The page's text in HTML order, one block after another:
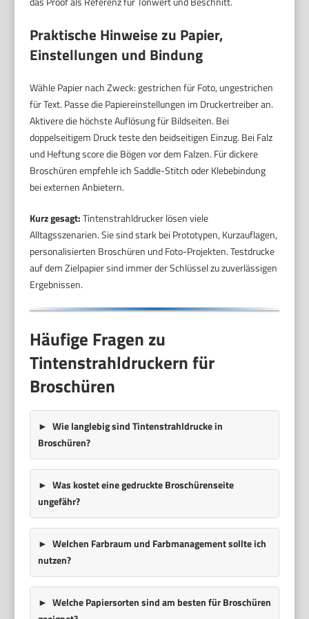
Praktische Hinweise zu Papier,
Einstellungen und Bindung
Wähle Papier nach Zweck: gestrichen für Foto, ungestrichen
für Text. Passe die Papiereinstellungen im Druckertreiber an.
Aktivere die höchste Auflösung für Bildseiten. Bei
doppelseitigem Druck teste den beidseitigen Einzug. Bei Falz
und Heftung score die Bögen vor dem Falzen. Für dickere
Broschüren empfehle ich Saddle-Stitch oder Klebebindung
bei externen Anbietern.
Kurz gesagt:Tintenstrahldrucker lösen viele
Alltagsszenarien. Sie sind stark bei Prototypen, Kurzauflagen,
personalisierten Broschüren und Foto-Projekten. Testdrucke
auf dem Zielpapier sind immer der Schlüssel zu zuverlässigen
Ergebnissen.
Häufige Fragen zu
Tintenstrahldruckern für
Broschüren
Wie langlebig sind Tintenstrahldrucke in
Broschüren?
Was kostet eine gedruckte Broschürenseite
ungefähr?
Welchen Farbraum und Farbmanagement sollte ich
nutzen?
Welche Papiersorten sind am besten für Broschüren